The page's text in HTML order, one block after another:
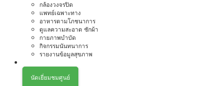
กล้องวงจรปิด
แพทย์เฉพาะทาง
อาหารตามโภชนาการ
ดูแลความสะอาด ซักผ้า
กายภาพบำบัด
กิจกรรมนันทนาการ
รายงานข้อมูลสุขภาพ
นัดเยี่ยมชมศูนย์